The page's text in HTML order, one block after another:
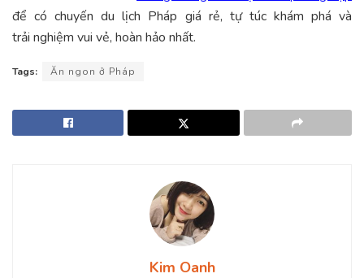
để có chuyến du lịch Pháp giá rẻ, tự túc khám phá và
trải nghiệm vui vẻ, hoàn hảo nhất.
Tags: Ăn ngon ở Pháp
Kim Oanh